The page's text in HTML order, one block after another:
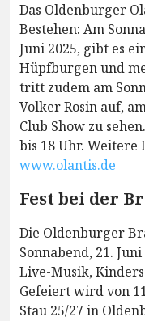
Das Oldenburger
Bestehen: Am
Juni 2025, gibt es
Hüpfburgen und
tritt zudem am
Volker Rosin auf,
Club Show zu
bis 18 Uhr. Weitere
www.olantis.de
Fest bei der
Die Oldenburger
Sonnabend, 21.
Live-Musik,
Gefeiert wird von
Stau 25/27 in